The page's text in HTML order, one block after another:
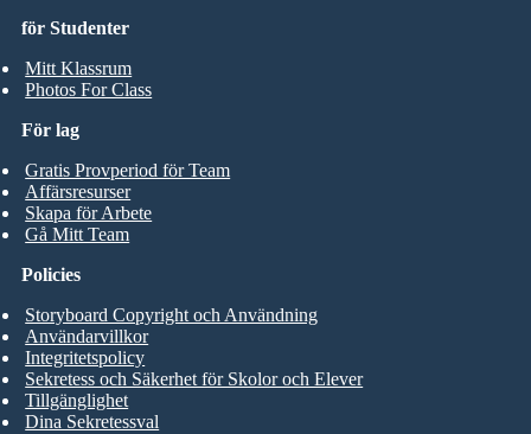
för Studenter
Mitt Klassrum
Photos For Class
För lag
Gratis Provperiod för Team
Affärsresurser
Skapa för Arbete
Gå Mitt Team
Policies
Storyboard Copyright och Användning
Användarvillkor
Integritetspolicy
Sekretess och Säkerhet för Skolor och Elever
Tillgänglighet
Dina Sekretessval